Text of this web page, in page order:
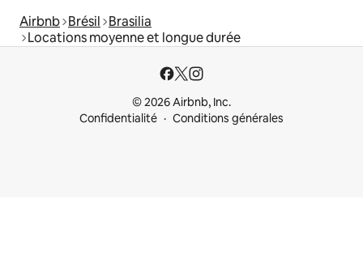
Airbnb Brésil Brasilia
Locations moyenne et longue durée
© 2026 Airbnb, Inc.
Confidentialité
Conditions générales